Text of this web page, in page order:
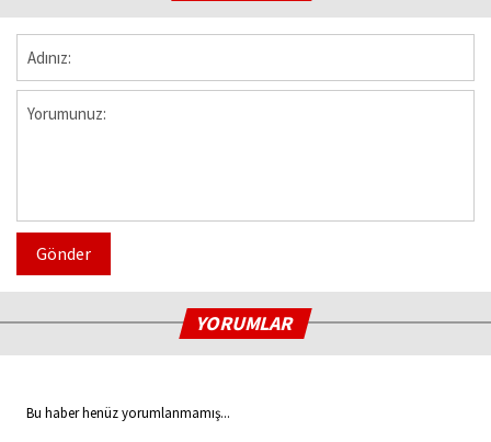
Gönder
YORUMLAR
Bu haber henüz yorumlanmamış...